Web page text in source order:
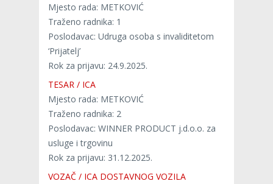
Mjesto rada: METKOVIĆ
Traženo radnika: 1
Poslodavac: Udruga osoba s invaliditetom
‘Prijatelj’
Rok za prijavu: 24.9.2025.
TESAR / ICA
Mjesto rada: METKOVIĆ
Traženo radnika: 2
Poslodavac: WINNER PRODUCT j.d.o.o. za
usluge i trgovinu
Rok za prijavu: 31.12.2025.
VOZAČ / ICA DOSTAVNOG VOZILA